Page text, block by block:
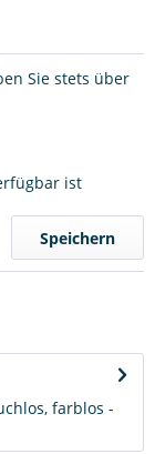
Sie stets über
ist
Speichern
farblos -